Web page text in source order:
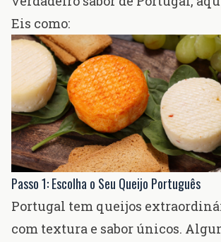
Eis como:
Passo 1: Escolha o Seu Queijo Português
Portugal tem queijos
com textura e sabor únicos.